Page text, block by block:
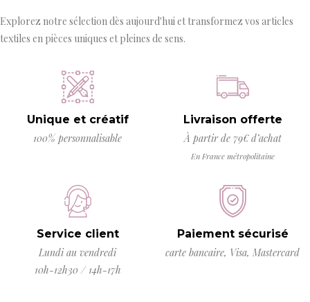
Explorez notre sélection dès aujourd'hui et transformez vos articles
textiles en pièces uniques et pleines de sens.
Unique et créatif
100% personnalisable
Livraison offerte
À partir de 79€ d’achat
En France métropolitaine
Service client
Lundi au vendredi
10h-12h30 / 14h-17h
Paiement sécurisé
carte bancaire, Visa, Mastercard